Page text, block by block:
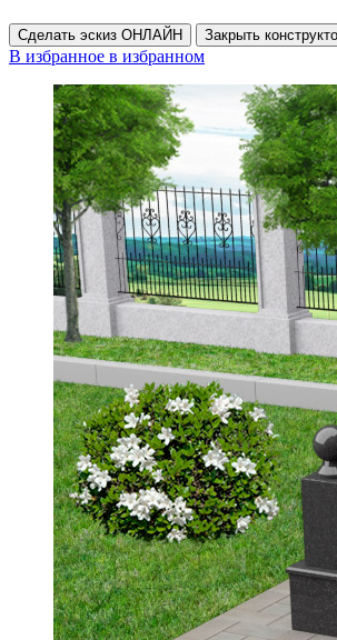
Сделать эскиз ОНЛАЙН Закрыть
В избранное в избранном